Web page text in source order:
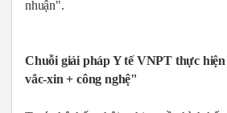
nhuận".
Chuỗi giải pháp Y tế VNPT thực
vắc-xin + công nghệ"